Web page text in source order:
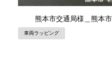
熊本市交通局様＿熊本
車両ラッピング